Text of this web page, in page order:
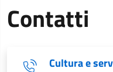
Contatti
Cultura e